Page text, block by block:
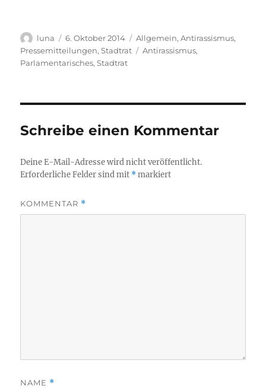
Autor
luna
Veröffentlicht
am
6. Oktober 2014 Kategorien
Allgemein,Antirassismus,
Pressemitteilungen,Stadtrat Schlagwörter
Antirassismus,
Parlamentarisches,Stadtrat
Schreibe einen Kommentar
Deine E-Mail-Adresse wird nicht veröffentlicht.
Erforderliche Felder sind mit *markiert
KOMMENTAR *
NAME *